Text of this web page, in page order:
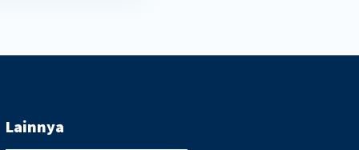
Lainnya